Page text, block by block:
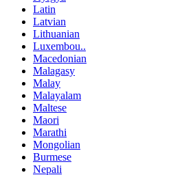
Latin
Latvian
Lithuanian
Luxembou..
Macedonian
Malagasy
Malay
Malayalam
Maltese
Maori
Marathi
Mongolian
Burmese
Nepali